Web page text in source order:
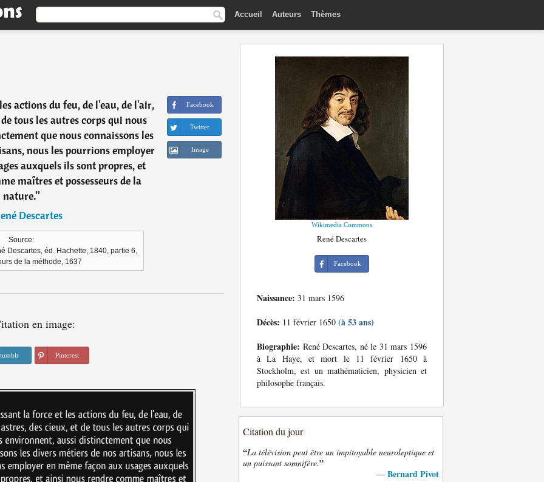
Accueil Auteurs Thèmes
actions du feu, de l'eau, de l'air,
tous les autres corps qui nous
que nous connaissons les
nous les pourrions employer
auxquels ils sont propres, et
maîtres et possesseurs de la
nature.”
Descartes
Source:
Descartes, éd. Hachette, 1840, partie 6,
de la méthode, 1637
Facebook
Twitter
Image
en image:
tumblr Pinterest
Wikimedia Commons
René Descartes
Facebook
Naissance: 31 mars 1596
Décès: 11 février 1650 (à 53 ans)
Biographie: René Descartes, né le 31 mars 1596
à La Haye, et mort le 11 février 1650 à
Stockholm, est un mathématicien, physicien et
philosophe français.
Citation du jour
“La télévision peut être un impitoyable neuroleptique et
un puissant somnifère.”
— Bernard Pivot